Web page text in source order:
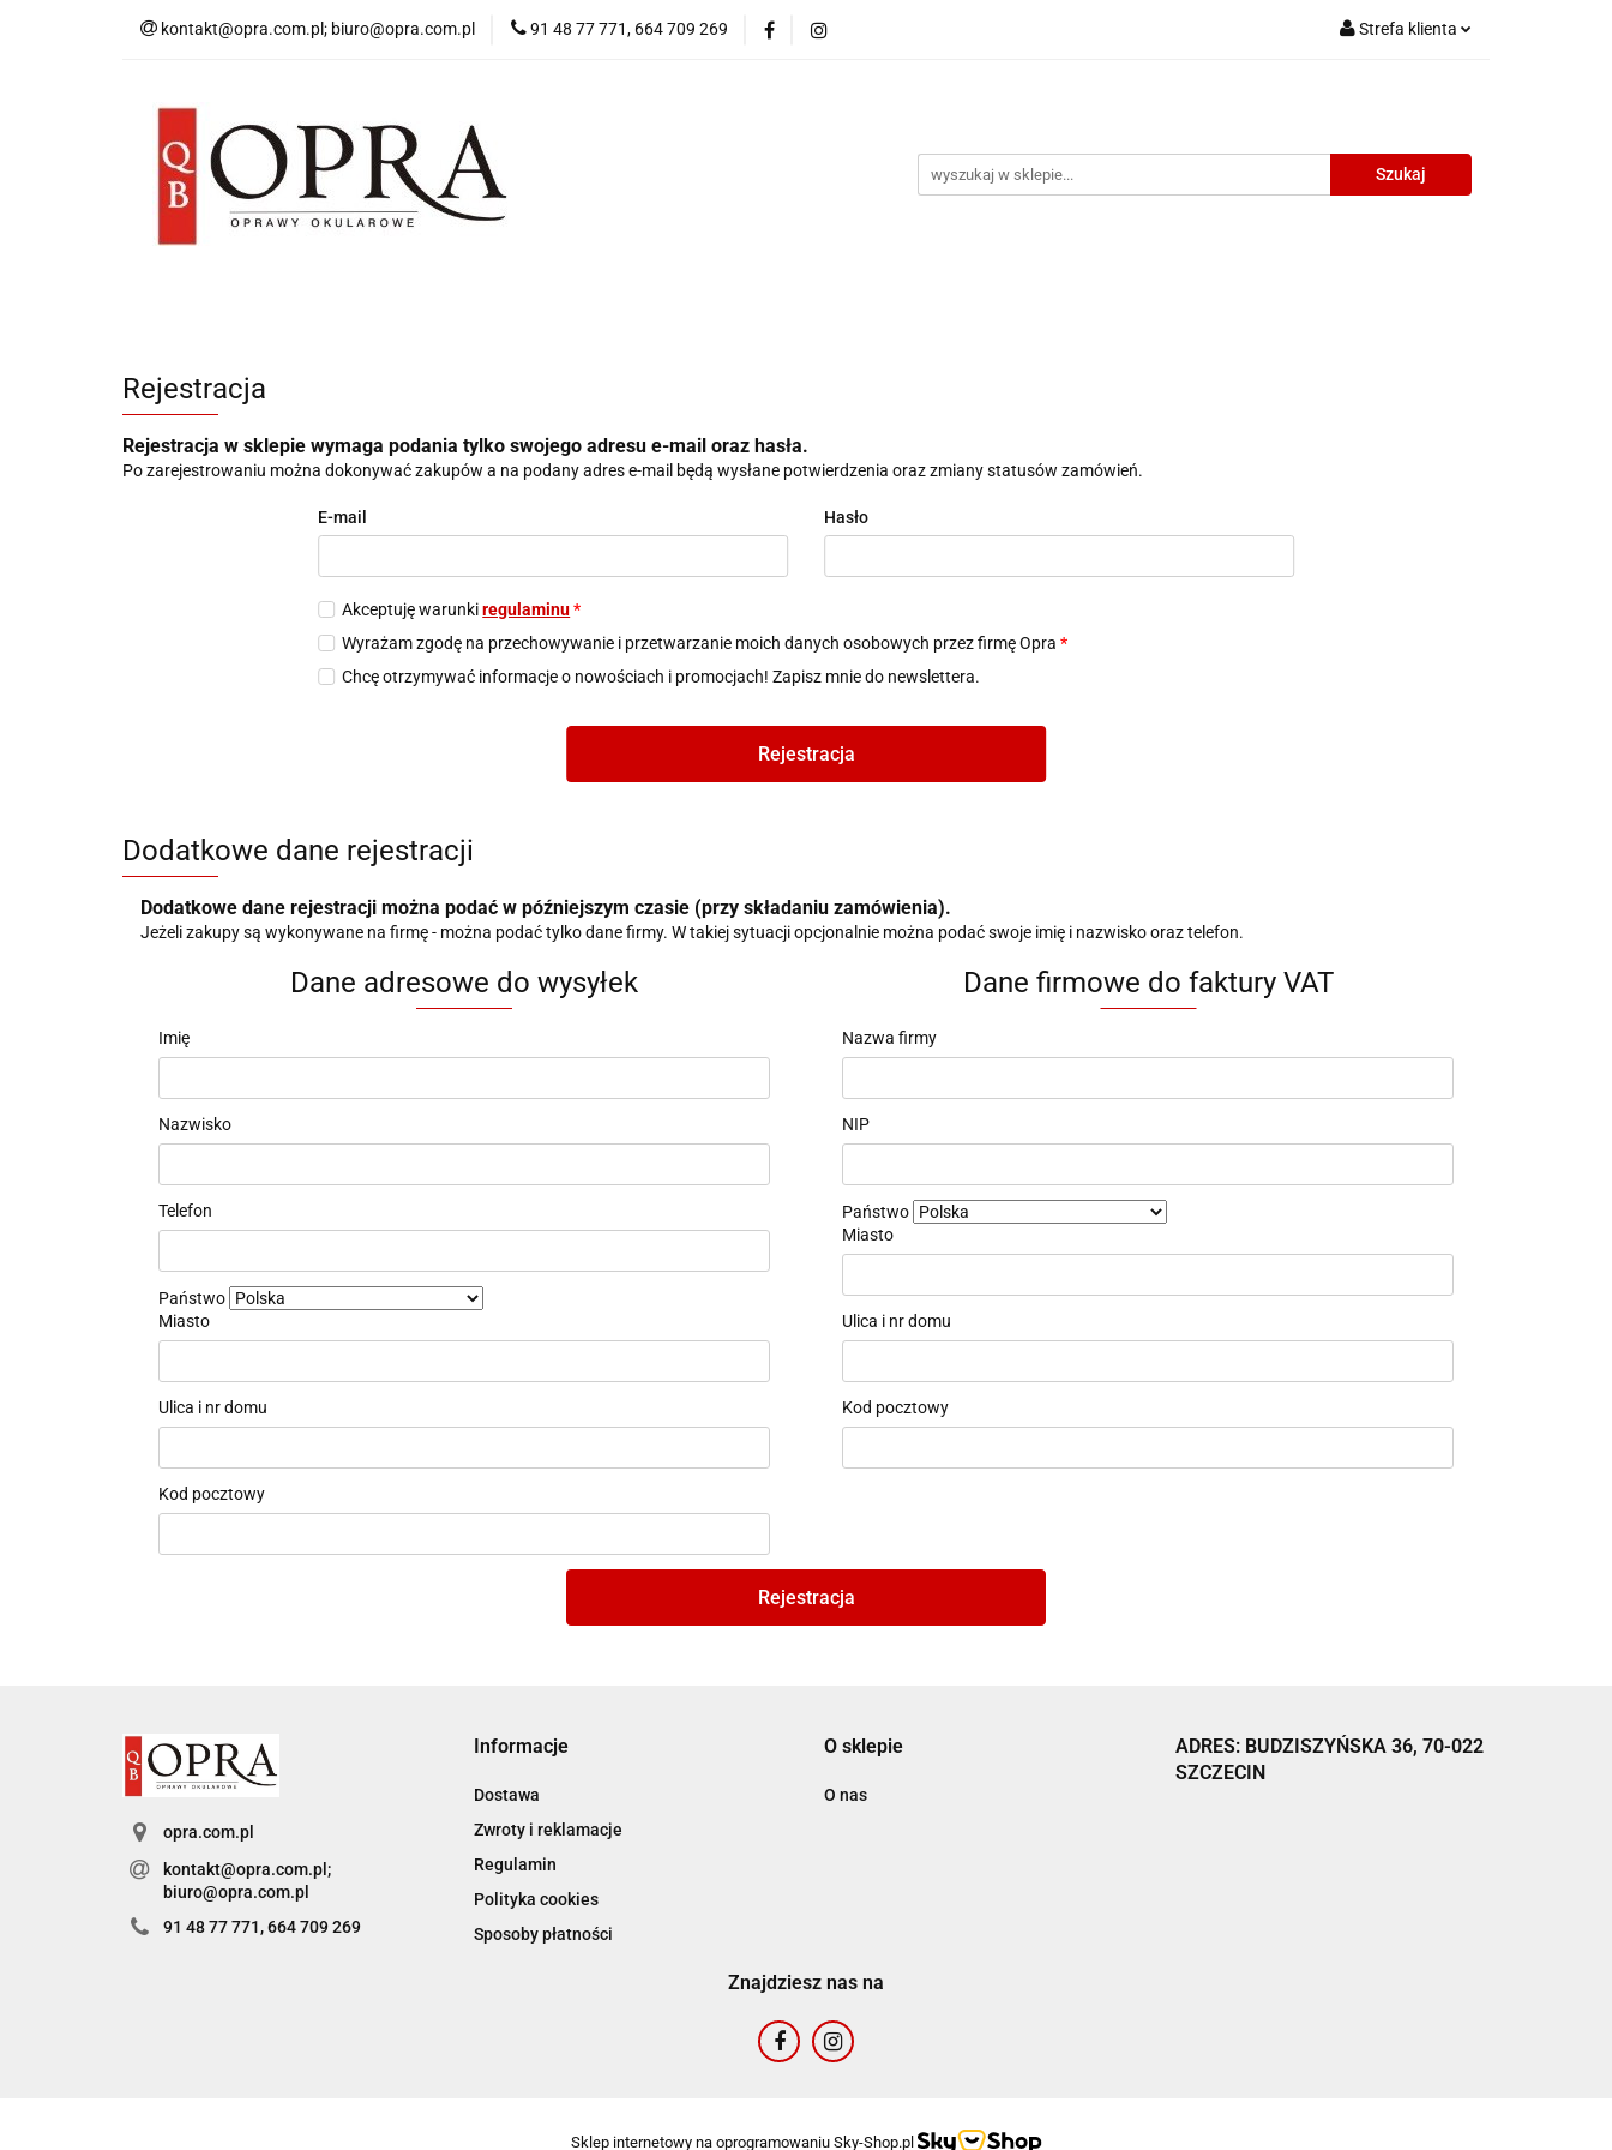
kontakt@opra.com.pl; biuro@opra.com.pl 91 48 77 771, 664 709 269 Strefa klienta
Dodaj zgłoszenie
Wszystkie Oprawy Oprawy Damskie Oprawy Męskie
*NOWOŚĆ* Okulary Przeciwsłoneczne
Rejestracja
Rejestracja w sklepie wymaga podania tylko swojego adresu e-mail oraz hasła.
Po zarejestrowaniu można dokonywać zakupów a na podany adres e-mail będą wysłane potwierdzenia oraz zmiany statusów zamówień.
E-mail Hasło
Akceptuję warunkiregulaminu *
Wyrażam zgodę na przechowywanie i przetwarzanie moich danych osobowych przez firmę Opra*
Chcę otrzymywać informacje o nowościach i promocjach! Zapisz mnie do newslettera.
Rejestracja
Dodatkowe dane rejestracji
Dodatkowe dane rejestracji można podać w późniejszym czasie (przy składaniu zamówienia).
Jeżeli zakupy są wykonywane na firmę - można podać tylko dane firmy. W takiej sytuacji opcjonalnie można podać swoje imię i nazwisko oraz telefon.
Dane adresowe do wysyłek
Imię
Nazwisko
Telefon
Państwo
Miasto
Ulica i nr domu
Kod pocztowy
Dane firmowe do faktury VAT
Nazwa firmy
NIP
Państwo
Miasto
Ulica i nr domu
Kod pocztowy
Rejestracja
opra.com.pl
kontakt@opra.com.pl;
biuro@opra.com.pl
91 48 77 771, 664 709 269
Informacje
Dostawa
Zwroty i reklamacje
Regulamin
Polityka cookies
Sposoby płatności
O sklepie
O nas
ADRES: BUDZISZYŃSKA 36, 70-022
SZCZECIN
Znajdziesz nas na
Sklep internetowy na oprogramowaniu Sky-Shop.pl